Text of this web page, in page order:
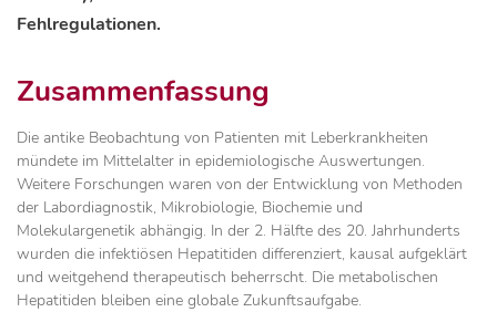
Fehlregulationen.
Zusammenfassung
Die antike Beobachtung von Patienten mit Leberkrankheiten
mündete im Mittelalter in epidemiologische Auswertungen.
Weitere Forschungen waren von der Entwicklung von Methoden
der Labordiagnostik, Mikrobiologie, Biochemie und
Molekulargenetik abhängig. In der 2. Hälfte des 20. Jahrhunderts
wurden die infektiösen Hepatitiden differenziert, kausal aufgeklärt
und weitgehend therapeutisch beherrscht. Die metabolischen
Hepatitiden bleiben eine globale Zukunftsaufgabe.